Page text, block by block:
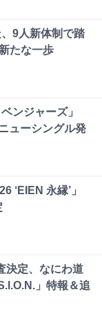
9人新体制で踏
たな一歩
ンジャーズ」
ューシングル発
‘EIEN 永縁’」
決定、なにわ道
」特報＆追